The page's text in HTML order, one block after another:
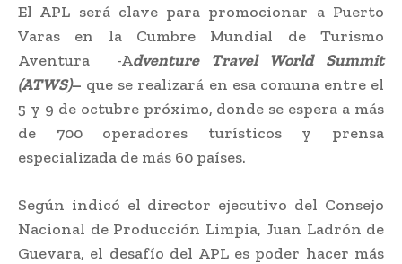
El APL será clave para promocionar a Puerto
Varas en la Cumbre Mundial de Turismo
Aventura -Adventure Travel World Summit
(ATWS)– que se realizará en esa comuna entre el
5 y 9 de octubre próximo, donde se espera a más
de 700 operadores turísticos y prensa
especializada de más 60 países.
Según indicó el director ejecutivo del Consejo
Nacional de Producción Limpia, Juan Ladrón de
Guevara, el desafío del APL es poder hacer más